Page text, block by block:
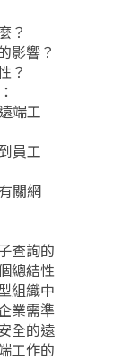
？
影響？
？
端工
員工
關網
查詢的
總結性
組織中
業需準
全的遠
工作的